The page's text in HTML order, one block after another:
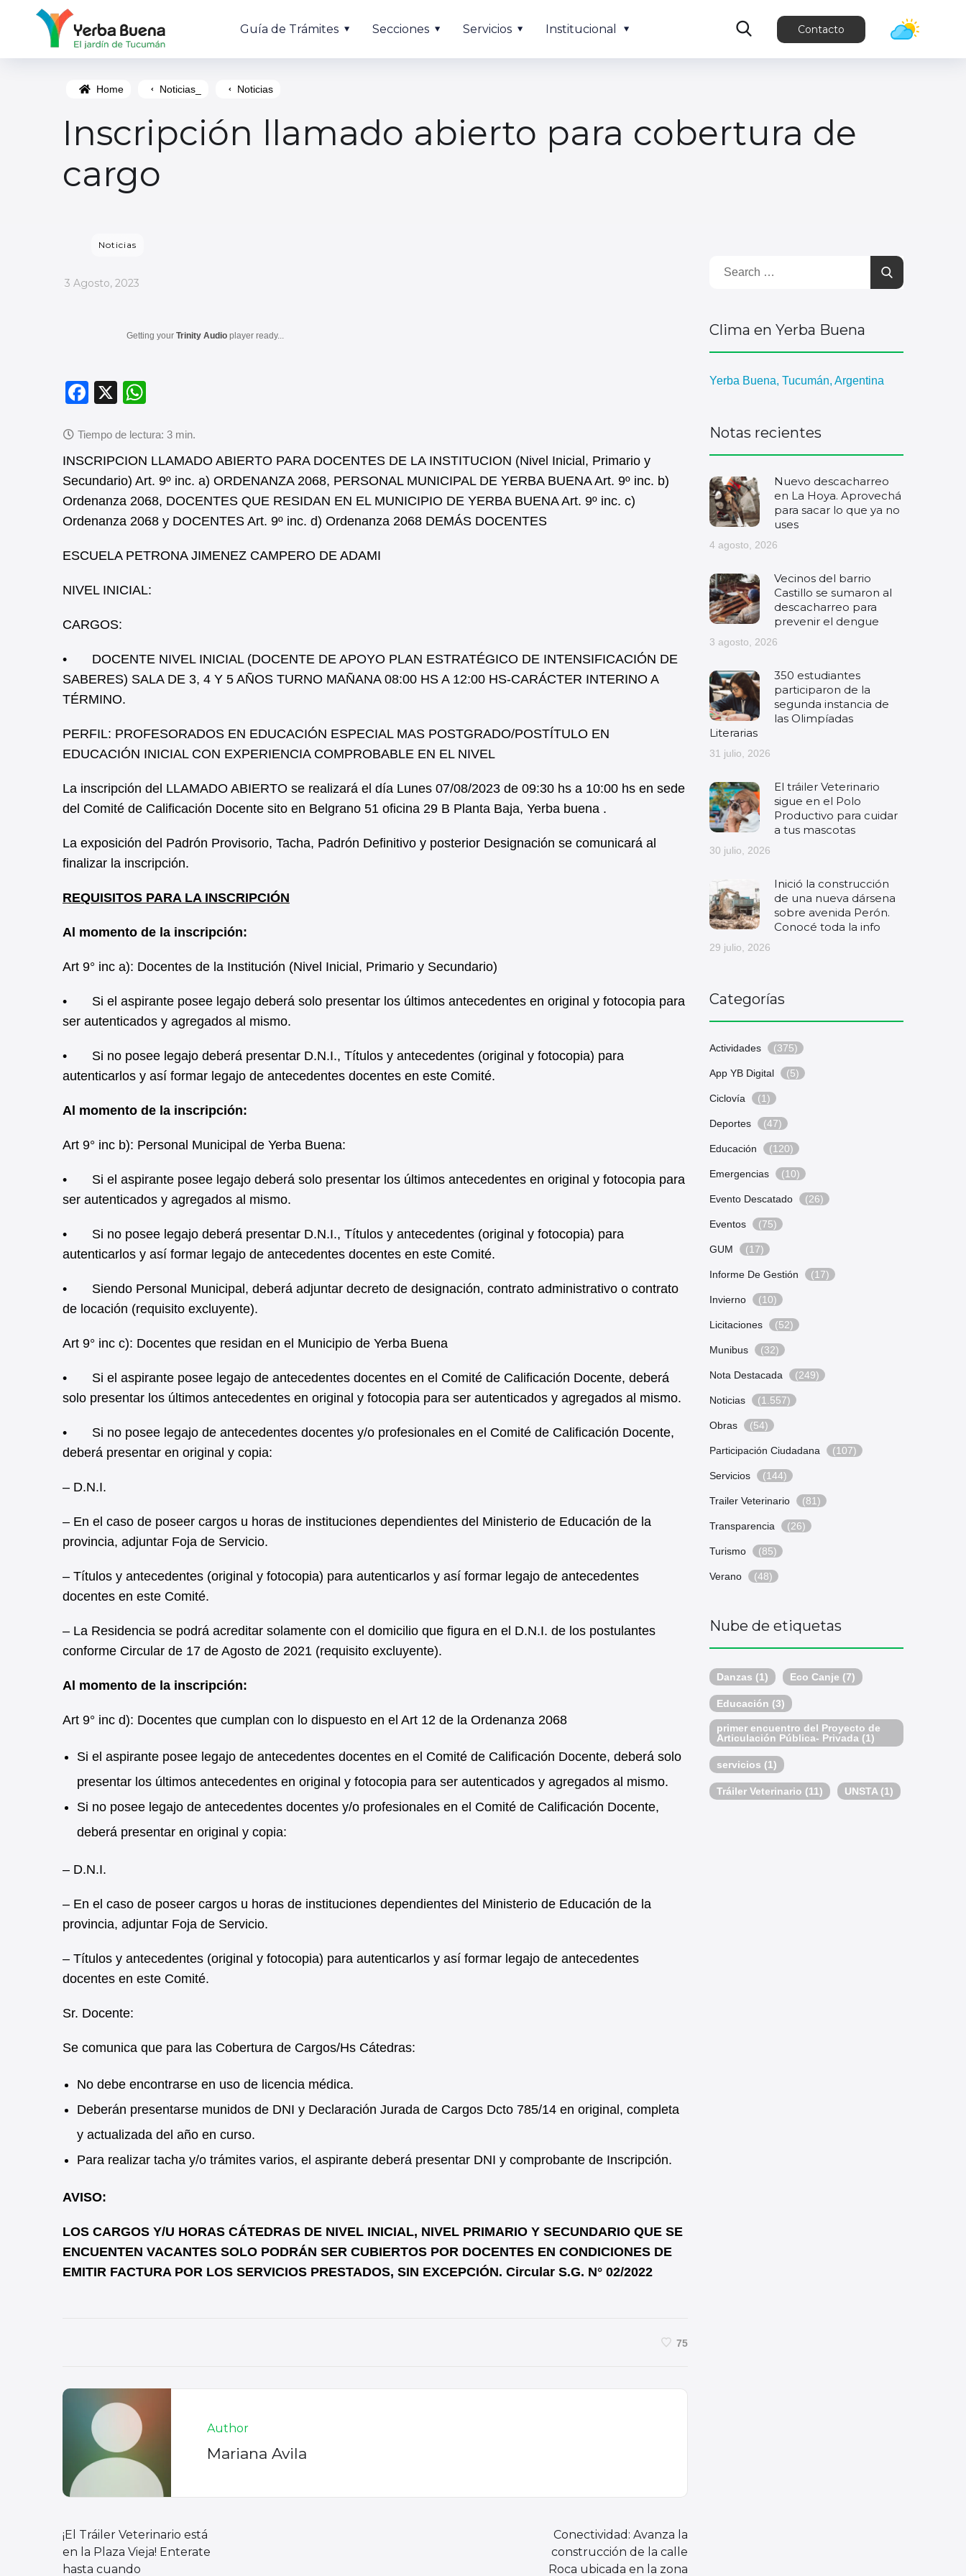
Guía de Trámites Secciones Servicios Institucional Contacto
Home Noticias_ Noticias
Inscripción llamado abierto para cobertura de
cargo
Noticias
_
3 Agosto, 2023
Getting your Trinity Audio player ready...
F
c
e
b
o
o
k
X
at
s
A
p
p
INSCRIPCION LLAMADO ABIERTO PARA DOCENTES DE LA INSTITUCION (Nivel Inicial, Primario y
Secundario) Art. 9º inc. a) ORDENANZA 2068, PERSONAL MUNICIPAL DE YERBA BUENA Art. 9º inc. b)
Ordenanza 2068, DOCENTES QUE RESIDAN EN EL MUNICIPIO DE YERBA BUENA Art. 9º inc. c)
Ordenanza 2068 y DOCENTES Art. 9º inc. d) Ordenanza 2068 DEMÁS DOCENTES
ESCUELA PETRONA JIMENEZ CAMPERO DE ADAMI
NIVEL INICIAL:
CARGOS:
• DOCENTE NIVEL INICIAL (DOCENTE DE APOYO PLAN ESTRATÉGICO DE INTENSIFICACIÓN DE
SABERES) SALA DE 3, 4 Y 5 AÑOS TURNO MAÑANA 08:00 HS A 12:00 HS-CARÁCTER INTERINO A
TÉRMINO.
PERFIL: PROFESORADOS EN EDUCACIÓN ESPECIAL MAS POSTGRADO/POSTÍTULO EN
EDUCACIÓN INICIAL CON EXPERIENCIA COMPROBABLE EN EL NIVEL
La inscripción del LLAMADO ABIERTO se realizará el día Lunes 07/08/2023 de 09:30 hs a 10:00 hs en sede
del Comité de Calificación Docente sito en Belgrano 51 oficina 29 B Planta Baja, Yerba buena .
La exposición del Padrón Provisorio, Tacha, Padrón Definitivo y posterior Designación se comunicará al
finalizar la inscripción.
REQUISITOS PARA LA INSCRIPCIÓN
Al momento de la inscripción:
Art 9° inc a): Docentes de la Institución (Nivel Inicial, Primario y Secundario)
• Si el aspirante posee legajo deberá solo presentar los últimos antecedentes en original y fotocopia para
ser autenticados y agregados al mismo.
• Si no posee legajo deberá presentar D.N.I., Títulos y antecedentes (original y fotocopia) para
autenticarlos y así formar legajo de antecedentes docentes en este Comité.
Al momento de la inscripción:
Art 9° inc b): Personal Municipal de Yerba Buena:
• Si el aspirante posee legajo deberá solo presentar los últimos antecedentes en original y fotocopia para
ser autenticados y agregados al mismo.
• Si no posee legajo deberá presentar D.N.I., Títulos y antecedentes (original y fotocopia) para
autenticarlos y así formar legajo de antecedentes docentes en este Comité.
• Siendo Personal Municipal, deberá adjuntar decreto de designación, contrato administrativo o contrato
de locación (requisito excluyente).
Art 9° inc c): Docentes que residan en el Municipio de Yerba Buena
• Si el aspirante posee legajo de antecedentes docentes en el Comité de Calificación Docente, deberá
solo presentar los últimos antecedentes en original y fotocopia para ser autenticados y agregados al mismo.
• Si no posee legajo de antecedentes docentes y/o profesionales en el Comité de Calificación Docente,
deberá presentar en original y copia:
– D.N.I.
– En el caso de poseer cargos u horas de instituciones dependientes del Ministerio de Educación de la
provincia, adjuntar Foja de Servicio.
– Títulos y antecedentes (original y fotocopia) para autenticarlos y así formar legajo de antecedentes
docentes en este Comité.
– La Residencia se podrá acreditar solamente con el domicilio que figura en el D.N.I. de los postulantes
conforme Circular de 17 de Agosto de 2021 (requisito excluyente).
Al momento de la inscripción:
Art 9° inc d): Docentes que cumplan con lo dispuesto en el Art 12 de la Ordenanza 2068
Si el aspirante posee legajo de antecedentes docentes en el Comité de Calificación Docente, deberá solo
presentar los últimos antecedentes en original y fotocopia para ser autenticados y agregados al mismo.
Si no posee legajo de antecedentes docentes y/o profesionales en el Comité de Calificación Docente,
deberá presentar en original y copia:
– D.N.I.
– En el caso de poseer cargos u horas de instituciones dependientes del Ministerio de Educación de la
provincia, adjuntar Foja de Servicio.
– Títulos y antecedentes (original y fotocopia) para autenticarlos y así formar legajo de antecedentes
docentes en este Comité.
Sr. Docente:
Se comunica que para las Cobertura de Cargos/Hs Cátedras:
No debe encontrarse en uso de licencia médica.
Deberán presentarse munidos de DNI y Declaración Jurada de Cargos Dcto 785/14 en original, completa
y actualizada del año en curso.
Para realizar tacha y/o trámites varios, el aspirante deberá presentar DNI y comprobante de Inscripción.
AVISO:
LOS CARGOS Y/U HORAS CÁTEDRAS DE NIVEL INICIAL, NIVEL PRIMARIO Y SECUNDARIO QUE SE
ENCUENTEN VACANTES SOLO PODRÁN SER CUBIERTOS POR DOCENTES EN CONDICIONES DE
EMITIR FACTURA POR LOS SERVICIOS PRESTADOS, SIN EXCEPCIÓN. Circular S.G. N° 02/2022
75
Author
Mariana Avila
¡El Tráiler Veterinario está
en la Plaza Vieja! Enterate
hasta cuando
Conectividad: Avanza la
construcción de la calle
Roca ubicada en la zona
Clima en Yerba Buena
Yerba Buena, Tucumán, Argentina
Notas recientes
Nuevo descacharreo
en La Hoya. Aprovechá
para sacar lo que ya no
uses
4 agosto, 2026
Vecinos del barrio
Castillo se sumaron al
descacharreo para
prevenir el dengue
3 agosto, 2026
350 estudiantes
participaron de la
segunda instancia de
las Olimpíadas
Literarias
31 julio, 2026
El tráiler Veterinario
sigue en el Polo
Productivo para cuidar
a tus mascotas
30 julio, 2026
Inició la construcción
de una nueva dársena
sobre avenida Perón.
Conocé toda la info
29 julio, 2026
Categorías
Actividades (375)
App YB Digital (5)
Ciclovía (1)
Deportes (47)
Educación (120)
Emergencias (10)
Evento Descatado (26)
Eventos (75)
GUM (17)
Informe De Gestión (17)
Invierno (10)
Licitaciones (52)
Munibus (32)
Nota Destacada (249)
Noticias (1.557)
Obras (54)
Participación Ciudadana (107)
Servicios (144)
Trailer Veterinario (81)
Transparencia (26)
Turismo (85)
Verano (48)
Nube de etiquetas
Danzas (1) Eco Canje (7)
Educación (3)
primer encuentro del Proyecto de
Articulación Pública- Privada (1)
servicios (1)
Tráiler Veterinario (11) UNSTA (1)